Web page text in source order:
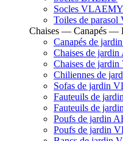
Socles
Toiles de
Chaises — Canapés —
Canapés de
Chaises de
Chaises de
Chiliennes de
Sofas de jardin
Fauteuils de
Fauteuils de
Poufs de jardin
Poufs de jardin